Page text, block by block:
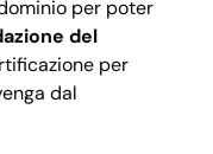
per poter
del
per
dal